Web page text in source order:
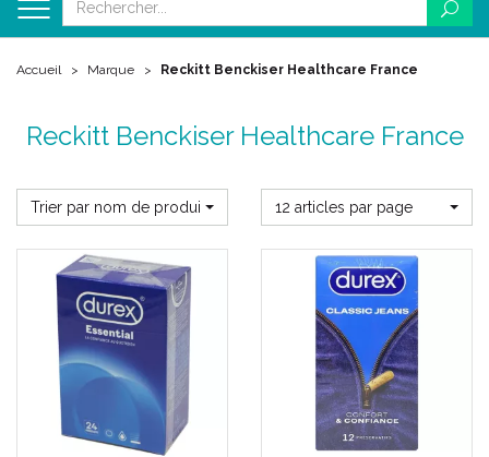
Accueil Marque Reckitt Benckiser Healthcare France
Reckitt Benckiser Healthcare France
Trier par nom de produit 12 articles par page